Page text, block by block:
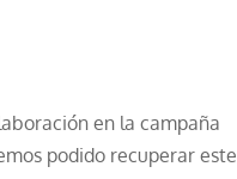
en la campaña
podido recuperar este